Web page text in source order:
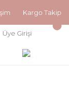
Kargo Takip
Üye Girişi